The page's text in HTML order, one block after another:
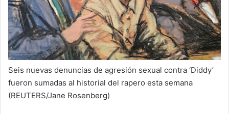
Seis nuevas denuncias de agresión sexual contra ‘Diddy’
fueron sumadas al historial del rapero esta semana
(REUTERS/Jane Rosenberg)